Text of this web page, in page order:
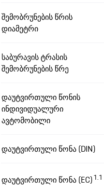
შემობრუნების წრის
დიამეტრი
საბურავის ტრასის
შემობრუნების წრე
დაუტვირთული წონის
ინდივიდუალური
ავტომობილი
დაუტვირთული წონა (DIN)
დაუტვირთული წონა (EC)1.1